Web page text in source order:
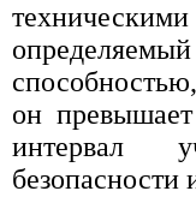
он
интервал
безопасности